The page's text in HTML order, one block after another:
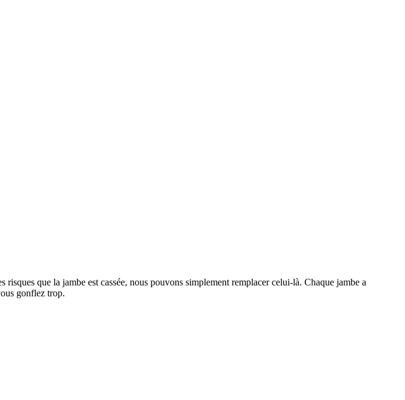
que la jambe est cassée, nous pouvons simplement remplacer celui-là. Chaque jambe a
gonflez trop.